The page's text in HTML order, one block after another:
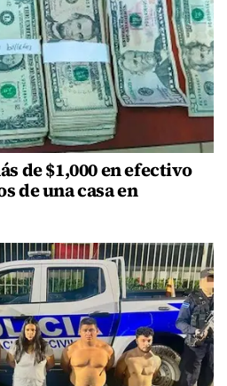
de $1,000 en efectivo
de una casa en